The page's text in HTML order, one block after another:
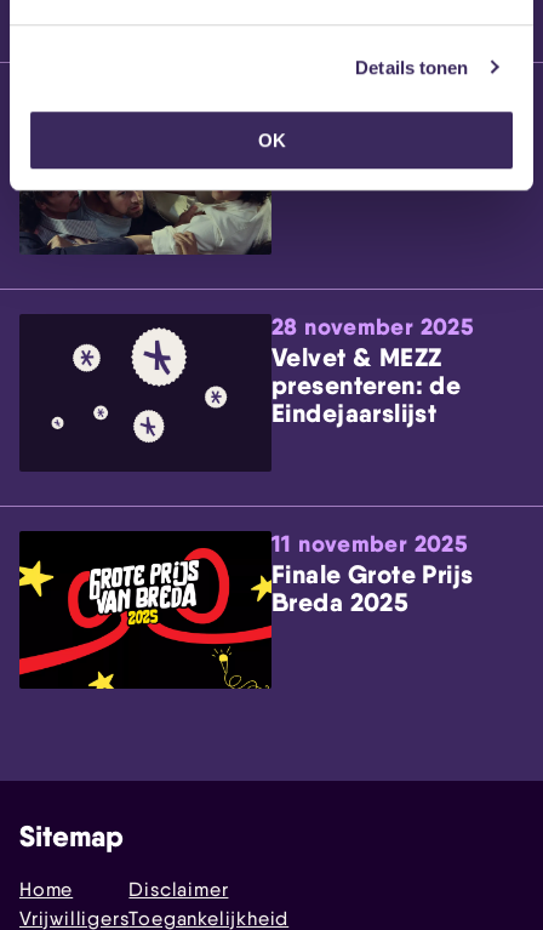
Details tonen
OKWillem’s Blog: Ão
28 november 2025
Velvet & MEZZ
presenteren: de
Eindejaarslijst
11 november 2025
Finale Grote Prijs
Breda 2025
Sitemap
Home
Vrijwilligers
Disclaimer
Toegankelijkheid